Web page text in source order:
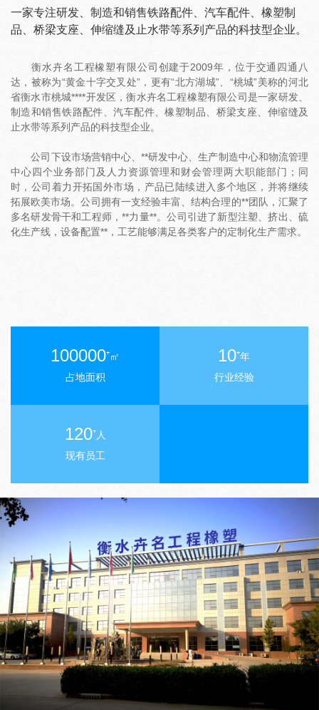
一家专注研发、制造和销售铁路配件、汽车配件、橡塑制
品、桥梁支座、伸缩缝及止水带等系列产品的科技型企业。
衡水卉名工程橡塑有限公司创建于2009年，位于交通四通八
达，被称为“黄金十字交叉处”，更有“北方湖城”、“桃城”美称的河北
省衡水市桃城****开发区，衡水卉名工程橡塑有限公司是一家研发、
制造和销售铁路配件、汽车配件、橡塑制品、桥梁支座、伸缩缝及
止水带等系列产品的科技型企业。
公司下设市场营销中心、**研发中心、生产制造中心和物流管理
中心四个业务部门及人力资源管理和财会管理两大职能部门；同
时，公司着力开拓国外市场，产品已陆续进入多个地区，并将继续
拓展欧美市场。公司拥有一支经验丰富、结构合理的**团队，汇聚了
多名研发骨干和工程师，**力量**。公司引进了新型注塑、挤出、硫
化生产线，设备配置**，工艺能够满足各类客户的定制化生产需求。
100000⁺㎡
占地面积
10⁺年
行业经验
120⁺人
现有员工